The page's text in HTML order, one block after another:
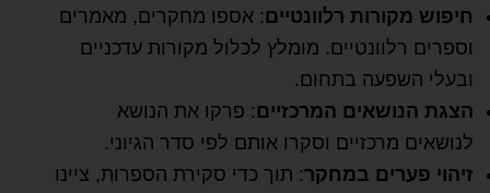
חיפוש מקורות רלוונטיים: אספו מחקרים, מאמרים
וספרים רלוונטיים. מומלץ לכלול מקורות עדכניים
ובעלי השפעה בתחום.
הצגת הנושאים המרכזיים: פרקו את הנושא
לנושאים מרכזיים וסקרו אותם לפי סדר הגיוני.
זיהוי פערים במחקר: תוך כדי סקירת הספרות, ציינו